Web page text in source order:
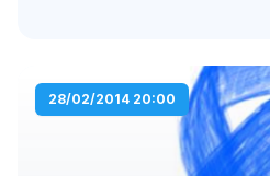
28/02/2014 20:00